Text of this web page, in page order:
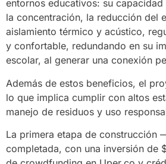
entornos educativos: su
la concentración, la reducción del
aislamiento térmico y acústico,
y confortable, redundando en su
escolar, al generar una conexión
Además de estos beneficios, el
lo que implica cumplir con altos
manejo de residuos y uso
La primera etapa de
completada, con una inversión de